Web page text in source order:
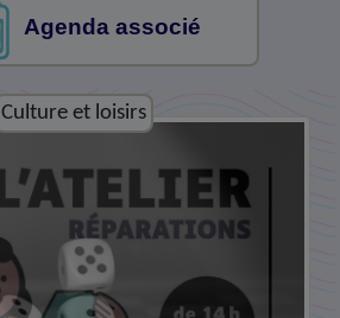
Agenda associé
Culture et loisirs